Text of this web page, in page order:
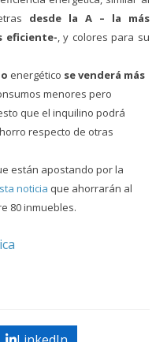
desde la A – la más
eficiente-, y colores para su
energético se venderá más
menores pero
que el inquilino podrá
respecto de otras
están apostando por la
noticia que ahorrarán al
80 inmuebles.